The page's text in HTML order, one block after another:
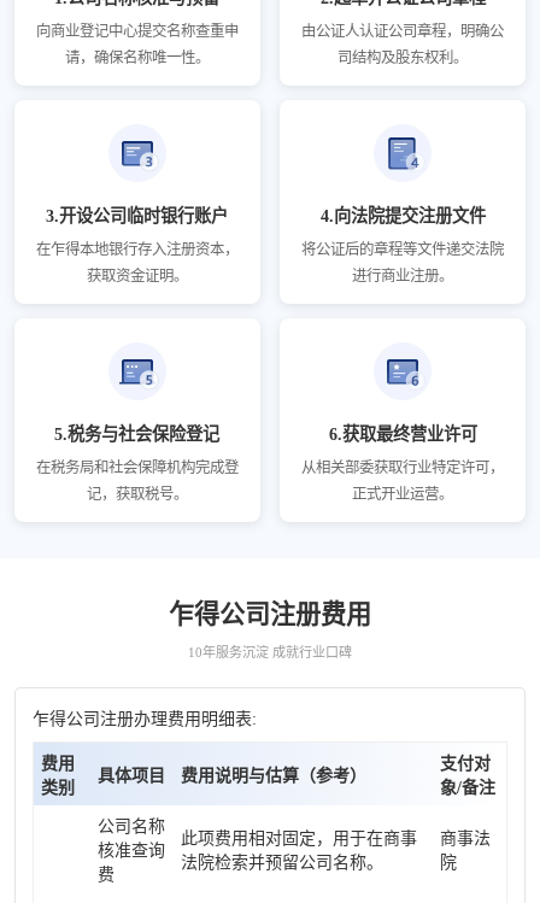
向商业登记中心提交名称查重申
请，确保名称唯一性。
由公证人认证公司章程，明确公
司结构及股东权利。
3.开设公司临时银行账户
在乍得本地银行存入注册资本，
获取资金证明。
4.向法院提交注册文件
将公证后的章程等文件递交法院
进行商业注册。
5.税务与社会保险登记
在税务局和社会保障机构完成登
记，获取税号。
6.获取最终营业许可
从相关部委获取行业特定许可，
正式开业运营。
乍得公司注册费用
10年服务沉淀 成就行业口碑
乍得公司注册办理费用明细表:
费用
类别
具体项目 费用说明与估算（参考）
支付对
象/备注
公司名称
核准查询
费
此项费用相对固定，用于在商事
法院检索并预留公司名称。
商事法
院